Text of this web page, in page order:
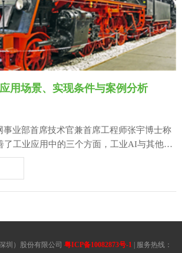
用场景、实现条件与案例分析
事业部首席技术官兼首席工程师张宇博士称
了工业应用中的三个方面，工业AI与其他产
时性，实现工业AI需要有3个前提条件，最
案例。 1边缘AI给工业带来
圳）股份有限公司 粤ICP备10082873号-1 | 服务热线：